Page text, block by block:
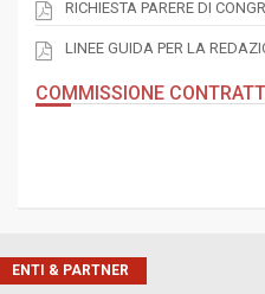
RICHIESTA PARERE DI
LINEE GUIDA PER LA
COMMISSIONE
ENTI & PARTNER